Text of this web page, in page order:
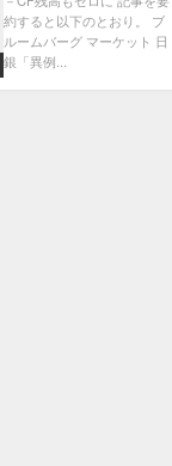
約すると以下のとおり。 ブ
ルームバーグ マーケット 日
銀「異例...